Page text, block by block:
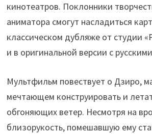
кинотеатров. Поклонники
аниматора смогут насладиться
классическом дубляже от студии
и в оригинальной версии с
Мультфильм повествует о Дзиро,
мечтающем конструировать и
обгоняющих ветер. Несмотря на
близорукость, помешавшую ему